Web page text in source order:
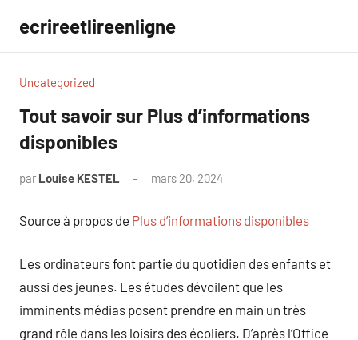
contenu
ecrireetlireenligne
Uncategorized
Tout savoir sur Plus d’informations
disponibles
par Louise KESTEL mars 20, 2024
Source à propos de Plus d’informations disponibles
Les ordinateurs font partie du quotidien des enfants et
aussi des jeunes. Les études dévoilent que les
imminents médias posent prendre en main un très
grand rôle dans les loisirs des écoliers. D’après l’Office